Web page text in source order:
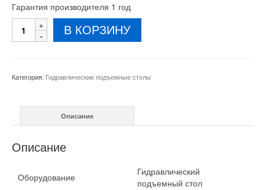
Гарантия производителя 1 год
Количество
товара
150
В КОРЗИНУ
Категория: Гидравлические подъемные столы
Описание
Описание
Оборудование
Гидравлический
подъемный стол